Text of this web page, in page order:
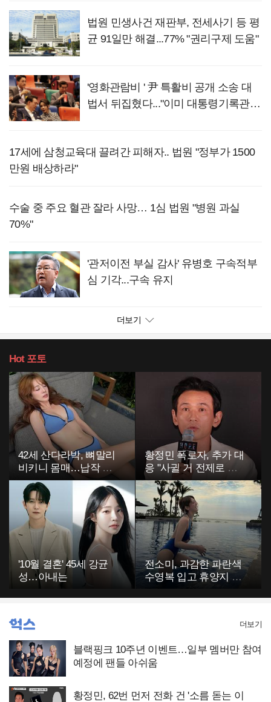
법원 민생사건 재판부, 전세사기 등 평
균 91일만 해결...77% "권리구제 도움"
'영화관람비 ' 尹 특활비 공개 소송 대
법서 뒤집혔다..."이미 대통령기록관
17세에 삼청교육대 끌려간 피해자.. 법원 "정부가 1500
만원 배상하라"
수술 중 주요 혈관 잘라 사망… 1심 법원 "병원 과실
70%"
'관저이전 부실 감사' 유병호 구속적부
심 기각...구속 유지
더보기
Hot포토
42세 산다라박, 뼈말리
비키니 몸매…납작 복
부에 깜짝
황정민 폭로자, 추가 대
응 "사귈 거 전제로 하
고…"
'10월 결혼' 45세 강균
성…아내는
전소미, 과감한 파란색
수영복 입고 휴양지 포
블랙핑크 10주년 이벤트…일부 멤버만 참여
예정에 팬들 아쉬움
황정민, 62번 먼저 전화 건 '소름 돋는 이
더보기